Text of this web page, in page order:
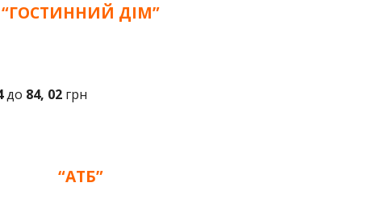
“ГОСТИННИЙ ДІМ”
до 84, 02грн
“АТБ”